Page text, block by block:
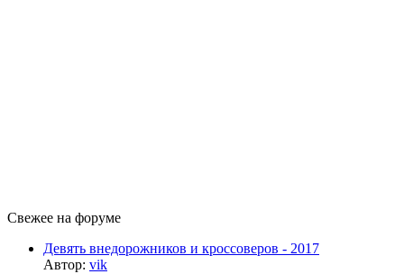
Свежее на форуме
Девять внедорожников и кроссоверов - 2017
Автор: vik